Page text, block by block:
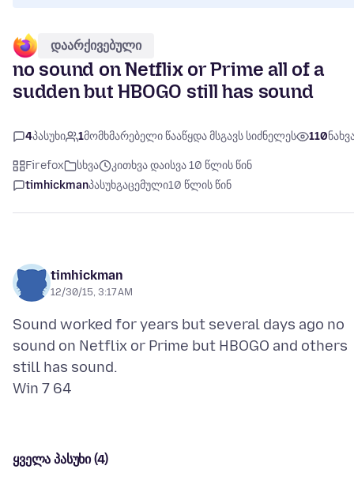
დაარქივებული
no sound on Netflix or Prime all of a
sudden but HBOGO still has sound
4პასუხი 1მომხმარებელი წააწყდა მსგავს სიძნელეს 110
Firefox სხვა
კითხვა დაისვა 10 წლის წინ
timhickmanპასუხგაცემული10 წლის წინ
timhickman
12/30/15, 3:17 AM
Sound worked for years but several days ago no
sound on Netflix or Prime but HBOGO and others
still has sound.
ყველა პასუხი (4)